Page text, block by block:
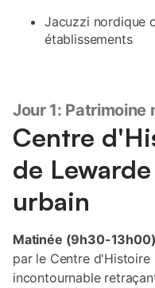
Jacuzzi nordique
établissements
Jour 1: Patrimoine
Centre
de
urbain
Matinée (9h30-13h00)
par le Centre d'Histoire
incontournable